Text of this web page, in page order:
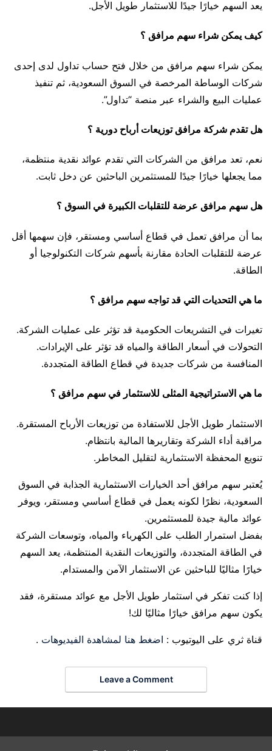
يعد السهم خيارًا جيدًا للاستثمار طويل الأجل.
كيف يمكن شراء سهم مرافق ؟
يمكن شراء سهم مرافق من خلال فتح حساب تداول لدى إحدى
شركات الوساطة المرخصة في السوق السعودية، ثم تنفيذ
عمليات البيع والشراء عبر منصة “تداول”.
هل تقدم شركة مرافق توزيعات أرباح دورية ؟
نعم، تعد مرافق من الشركات التي تقدم عوائد نقدية منتظمة،
مما يجعلها خيارًا جيدًا للمستثمرين الباحثين عن دخل ثابت.
هل سهم مرافق عرضة للتقلبات الكبيرة في السوق ؟
بما أن مرافق تعمل في قطاع أساسي ومستقر، فإن سهمها أقل
عرضة للتقلبات الحادة مقارنة بأسهم شركات التكنولوجيا أو
الطاقة.
ما هي التحديات التي قد تواجه سهم مرافق ؟
تغيرات في التشريعات الحكومية قد تؤثر على عمليات الشركة.
التحولات في أسعار الطاقة والمياه قد تؤثر على الإيرادات.
المنافسة من شركات جديدة في قطاع الطاقة المتجددة.
ما هي الاستراتيجية المثلى للاستثمار في سهم مرافق ؟
الاستثمار طويل الأجل للاستفادة من توزيعات الأرباح المستقرة.
مراقبة أداء الشركة وتقاريرها المالية بانتظام.
تنويع المحفظة الاستثمارية لتقليل المخاطر.
يُعتبر سهم مرافق أحد الخيارات الاستثمارية الجذابة في السوق
السعودية، نظرًا لكونه يعمل في قطاع أساسي ومستقر، ويوفر
عوائد مالية جيدة للمستثمرين.
بفضل استمرار الطلب على الكهرباء والمياه، وتوسعات الشركة
في الطاقة المتجددة، والتوزيعات النقدية المنتظمة، يعد السهم
خيارًا مثاليًا للباحثين عن الاستثمار الآمن والمستدام.
إذا كنت تفكر في استثمار طويل الأجل مع عوائد مستقرة، فقد
يكون سهم مرافق خيارًا مثاليًا لك!
قناة ثري على اليوتيوب : اضغط هنا لمشاهدة الفيديوهات .
Leave a Comment